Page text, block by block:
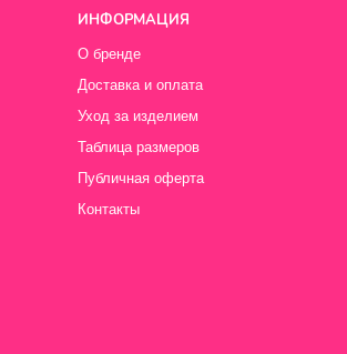
Политика конфиденциальности